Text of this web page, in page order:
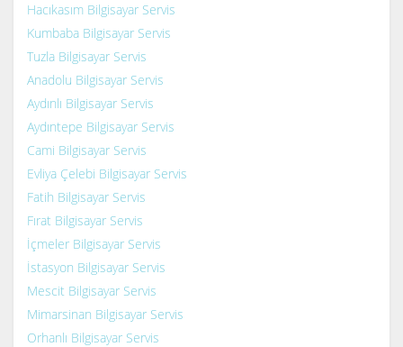
Hacıkasım Bilgisayar Servis
Kumbaba Bilgisayar Servis
Tuzla Bilgisayar Servis
Anadolu Bilgisayar Servis
Aydınlı Bilgisayar Servis
Aydıntepe Bilgisayar Servis
Cami Bilgisayar Servis
Evliya Çelebi Bilgisayar Servis
Fatih Bilgisayar Servis
Fırat Bilgisayar Servis
İçmeler Bilgisayar Servis
İstasyon Bilgisayar Servis
Mescit Bilgisayar Servis
Mimarsinan Bilgisayar Servis
Orhanlı Bilgisayar Servis